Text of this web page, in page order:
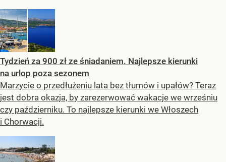
Tydzień za 900 zł ze śniadaniem. Najlepsze kierunki
na urlop poza sezonem
Marzycie o przedłużeniu lata bez tłumów i upałów? Teraz
jest dobra okazja, by zarezerwować wakacje we wrześniu
czy październiku. To najlepsze kierunki we Włoszech
i Chorwacji.